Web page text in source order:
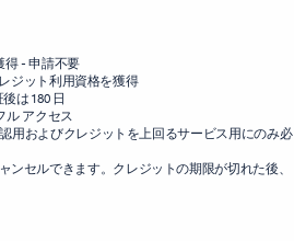
得 - 申請不要
ジット利用資格を獲得
は 180 日
ル アクセス
用およびクレジットを上回るサービス用にのみ必
セルできます。クレジットの期限が切れた後、